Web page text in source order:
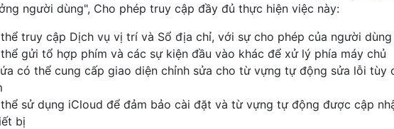
người dùng", Cho phép truy cập đầy đủ thực hiện việc này:
truy cập Dịch vụ vị trí và Sổ địa chỉ, với sự cho phép của người dùng
gửi tổ hợp phím và các sự kiện đầu vào khác để xử lý phía máy chủ
có thể cung cấp giao diện chỉnh sửa cho từ vựng tự động sửa lỗi tùy
sử dụng iCloud để đảm bảo cài đặt và từ vựng tự động được cập
bị